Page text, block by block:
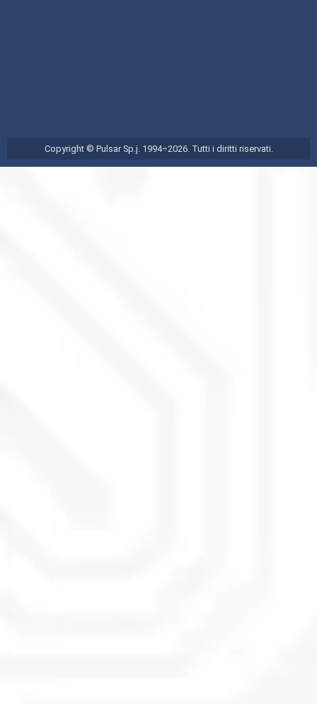
Copyright © Pulsar Sp.j. 1994÷2026. Tutti i diritti riservati.